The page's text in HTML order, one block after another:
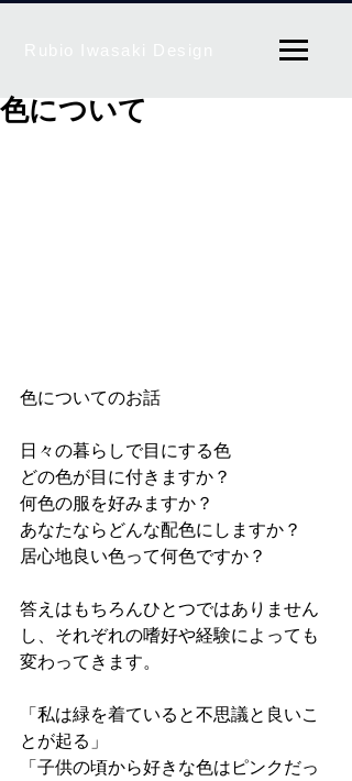
色について
色についてのお話
日々の暮らしで目にする色
どの色が目に付きますか？
何色の服を好みますか？
あなたならどんな配色にしますか？
居心地良い色って何色ですか？
答えはもちろんひとつではありません
し、それぞれの嗜好や経験によっても
変わってきます。
「私は緑を着ていると不思議と良いこ
とが起る」
「子供の頃から好きな色はピンクだっ